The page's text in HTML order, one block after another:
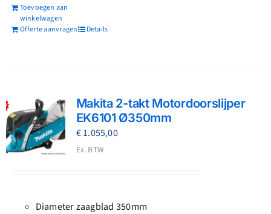
Toevoegen aan
winkelwagen
Offerte aanvragen
Details
Makita 2-takt Motordoorslijper
EK6101 Ø350mm
€1.055,00
Ex. BTW
Diameter zaagblad 350mm